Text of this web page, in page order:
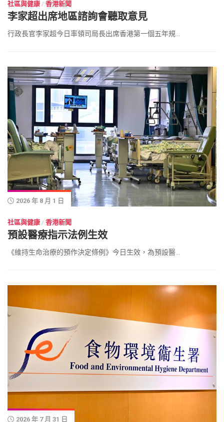
社區與健康 / 香港新聞
李家超出席地區諮詢會聽取意見
行政長官李家超今日率領司局長出席香港第一個五年規...
2026 年 8 月 1 日
社區與健康 / 香港新聞
預設醫療指示法例生效
《維持生命治療的預作決定條例》今日生效，為預設醫...
2026 年 7 月 31 日